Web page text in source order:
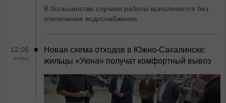
В большинстве случаев работы выполняются без
отключения водоснабжения
12:06
вчера
Новая схема отходов в Южно-Сахалинске:
жильцы «Уюна» получат комфортный вывоз